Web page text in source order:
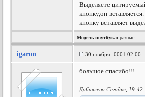
Выделяете
кнопку,он
кнопку вставляет
Модель ноутбука: разные.
igaron 30 ноября -0001 02:00
большое спасибо!!!
Добавлено Сегодня, 19:42